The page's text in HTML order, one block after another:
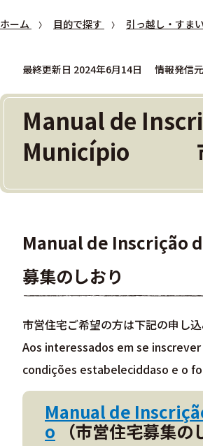
ホーム 目的で探す 引っ越し・すまい
最終更新日 2024年6月14日 情報発信元
Manual de
Município 市
Manual de Inscrição
募集のしおり
市営住宅ご希望の方は下記の申し
Aos interessados em se
condições estabeleciddaso e o
Manual de
o （市営住宅募集の